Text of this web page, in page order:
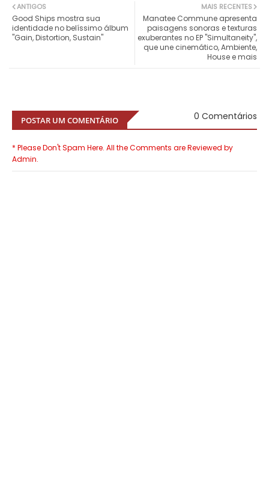
MAIS RECENTES
Manatee Commune apresenta
paisagens sonoras e texturas
exuberantes no EP "Simultaneity",
que une cinemático, Ambiente,
House e mais
ANTIGOS
Good Ships mostra sua
identidade no belíssimo álbum
"Gain, Distortion, Sustain"
POSTAR UM COMENTÁRIO 0 Comentários
* Please Don't Spam Here. All the Comments are Reviewed by
Admin.